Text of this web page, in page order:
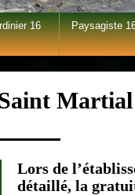
16 Paysagiste
Martial
Lors de
détaillé, la